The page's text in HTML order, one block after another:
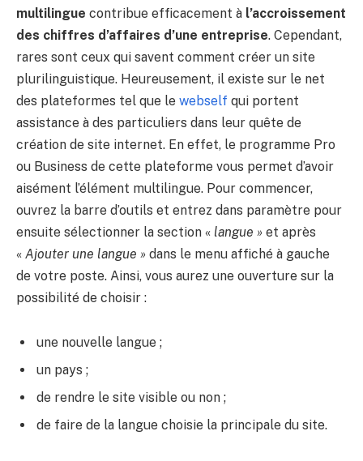
multilingue contribue efficacement à l’accroissement
des chiffres d’affaires d’une entreprise. Cependant,
rares sont ceux qui savent comment créer un site
plurilinguistique. Heureusement, il existe sur le net
des plateformes tel que le webself qui portent
assistance à des particuliers dans leur quête de
création de site internet. En effet, le programme Pro
ou Business de cette plateforme vous permet d’avoir
aisément l’élément multilingue. Pour commencer,
ouvrez la barre d’outils et entrez dans paramètre pour
ensuite sélectionner la section « langue » et après
« Ajouter une langue » dans le menu affiché à gauche
de votre poste. Ainsi, vous aurez une ouverture sur la
possibilité de choisir :
une nouvelle langue ;
un pays ;
de rendre le site visible ou non ;
de faire de la langue choisie la principale du site.